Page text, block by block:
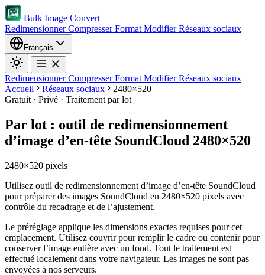
Bulk Image Convert
RedimensionnerCompresserFormat ModifierRéseaux sociaux
Français
RedimensionnerCompresserFormat ModifierRéseaux sociaux
Accueil
Réseaux sociaux
2480×520
Gratuit · Privé · Traitement par lot
Par lot : outil de redimensionnement
d’image d’en-tête SoundCloud 2480×520
2480×520 pixels
Utilisez outil de redimensionnement d’image d’en-tête SoundCloud
pour préparer des images SoundCloud en 2480×520 pixels avec
contrôle du recadrage et de l’ajustement.
Le préréglage applique les dimensions exactes requises pour cet
emplacement. Utilisez couvrir pour remplir le cadre ou contenir pour
conserver l’image entière avec un fond. Tout le traitement est
effectué localement dans votre navigateur. Les images ne sont pas
envoyées à nos serveurs.